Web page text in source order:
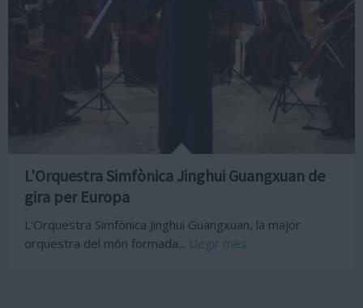
L'Orquestra Simfònica Jinghui Guangxuan de
gira per Europa
L'Orquestra Simfònica Jinghui Guangxuan, la major
orquestra del món formada... Llegir més